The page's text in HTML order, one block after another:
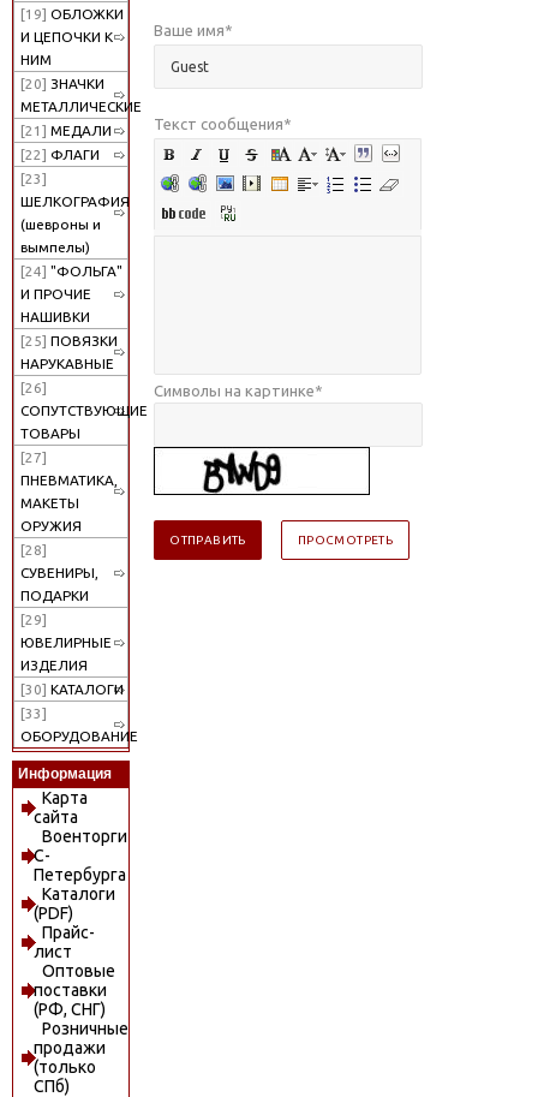
[19] ОБЛОЖКИ
И ЦЕПОЧКИ К
НИМ
[20] ЗНАЧКИ
МЕТАЛЛИЧЕСКИЕ
[21] МЕДАЛИ
[22] ФЛАГИ
[23]
ШЕЛКОГРАФИЯ
(шевроны и
вымпелы)
[24] "ФОЛЬГА"
И ПРОЧИЕ
НАШИВКИ
[25] ПОВЯЗКИ
НАРУКАВНЫЕ
[26]
СОПУТСТВУЮЩИЕ
ТОВАРЫ
[27]
ПНЕВМАТИКА,
МАКЕТЫ
ОРУЖИЯ
[28]
СУВЕНИРЫ,
ПОДАРКИ
[29]
ЮВЕЛИРНЫЕ
ИЗДЕЛИЯ
[30] КАТАЛОГИ
[33]
ОБОРУДОВАНИЕ
Информация
Карта
сайта
Военторги
С-
Петербурга
Каталоги
(PDF)
Прайс-
лист
Оптовые
поставки
(РФ, СНГ)
Розничные
продажи
(только
СПб)
Ваше имя*
Текст сообщения*
Символы на картинке*